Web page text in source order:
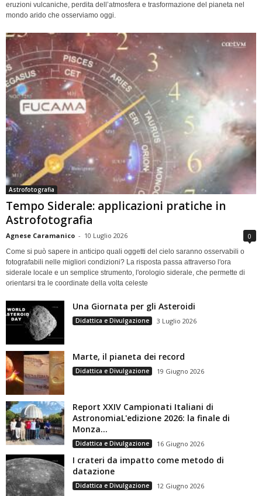
eruzioni vulcaniche, perdita dell’atmosfera e trasformazione del pianeta nel
mondo arido che osserviamo oggi.
Astrofotografia
Tempo Siderale: applicazioni pratiche in
Astrofotografia
Agnese Caramanico - 10 Luglio 2026 0
Come si può sapere in anticipo quali oggetti del cielo saranno osservabili o
fotografabili nelle migliori condizioni? La risposta passa attraverso l'ora
siderale locale e un semplice strumento, l'orologio siderale, che permette di
orientarsi tra le coordinate della volta celeste
Una Giornata per gli Asteroidi
Didattica e Divulgazione 3 Luglio 2026
Marte, il pianeta dei record
Didattica e Divulgazione 19 Giugno 2026
Report XXIV Campionati Italiani di
AstronomiaL'edizione 2026: la finale di
Monza...
Didattica e Divulgazione 16 Giugno 2026
I crateri da impatto come metodo di
datazione
Didattica e Divulgazione 12 Giugno 2026